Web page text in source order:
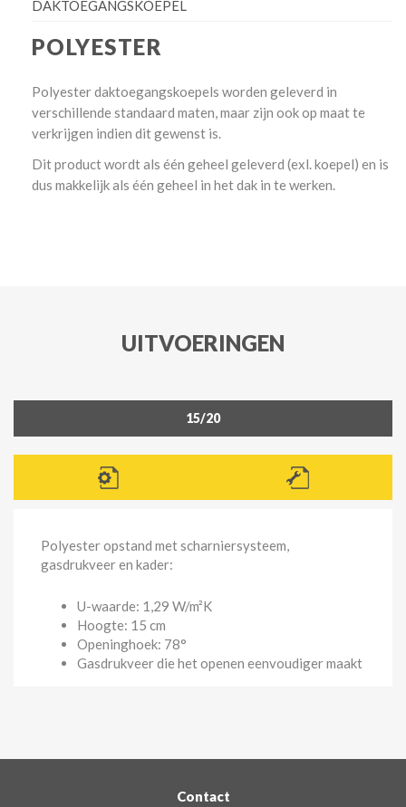
DAKTOEGANGSKOEPEL
POLYESTER
Polyester daktoegangskoepels worden geleverd in
verschillende standaard maten, maar zijn ook op maat te
verkrijgen indien dit gewenst is.
Dit product wordt als één geheel geleverd (exl. koepel) en is
dus makkelijk als één geheel in het dak in te werken.
UITVOERINGEN
15/20
Polyester opstand met scharniersysteem,
gasdrukveer en kader:
U-waarde: 1,29 W/m²K
Hoogte: 15 cm
Openinghoek: 78°
Gasdrukveer die het openen eenvoudiger maakt
Contact